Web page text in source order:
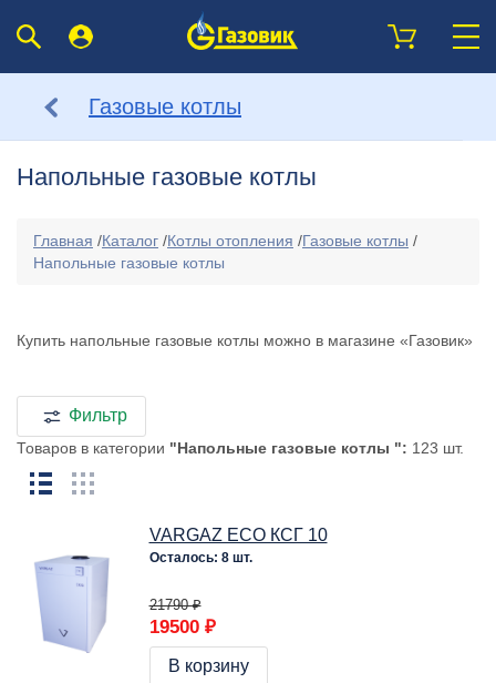
Газовые котлы
Напольные газовые котлы
Главная /Каталог /Котлы отопления /Газовые котлы /
Напольные газовые котлы
Купить напольные газовые котлы можно в магазине «Газовик»
Фильтр
Товаров в категории "Напольные газовые котлы ": 123 шт.
VARGAZ ECO КСГ 10
Осталось: 8 шт.
21790 ₽
19500 ₽
В корзину